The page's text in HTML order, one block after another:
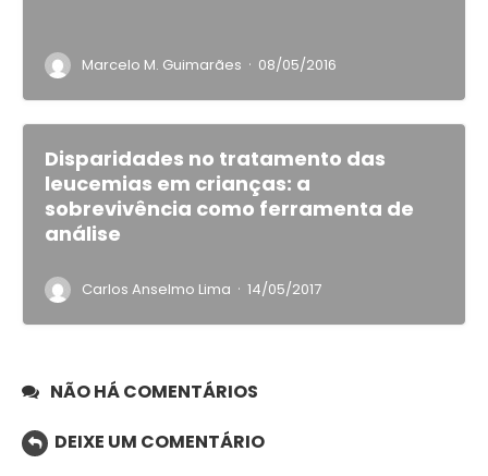
Marcelo M. Guimarães · 08/05/2016
Disparidades no tratamento das
leucemias em crianças: a
sobrevivência como ferramenta de
análise
Carlos Anselmo Lima · 14/05/2017
NÃO HÁ COMENTÁRIOS
DEIXE UM COMENTÁRIO